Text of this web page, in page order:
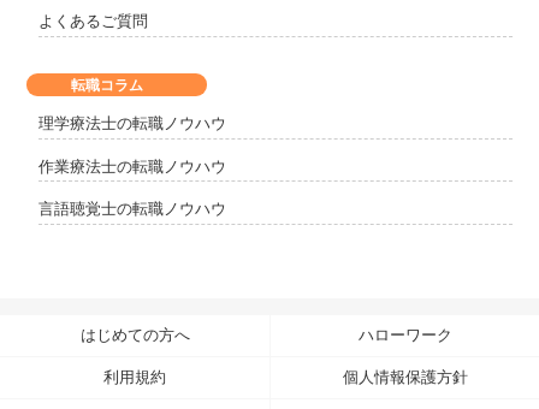
よくあるご質問
転職コラム
理学療法士の転職ノウハウ
作業療法士の転職ノウハウ
言語聴覚士の転職ノウハウ
はじめての方へ ハローワーク
利用規約 個人情報保護方針